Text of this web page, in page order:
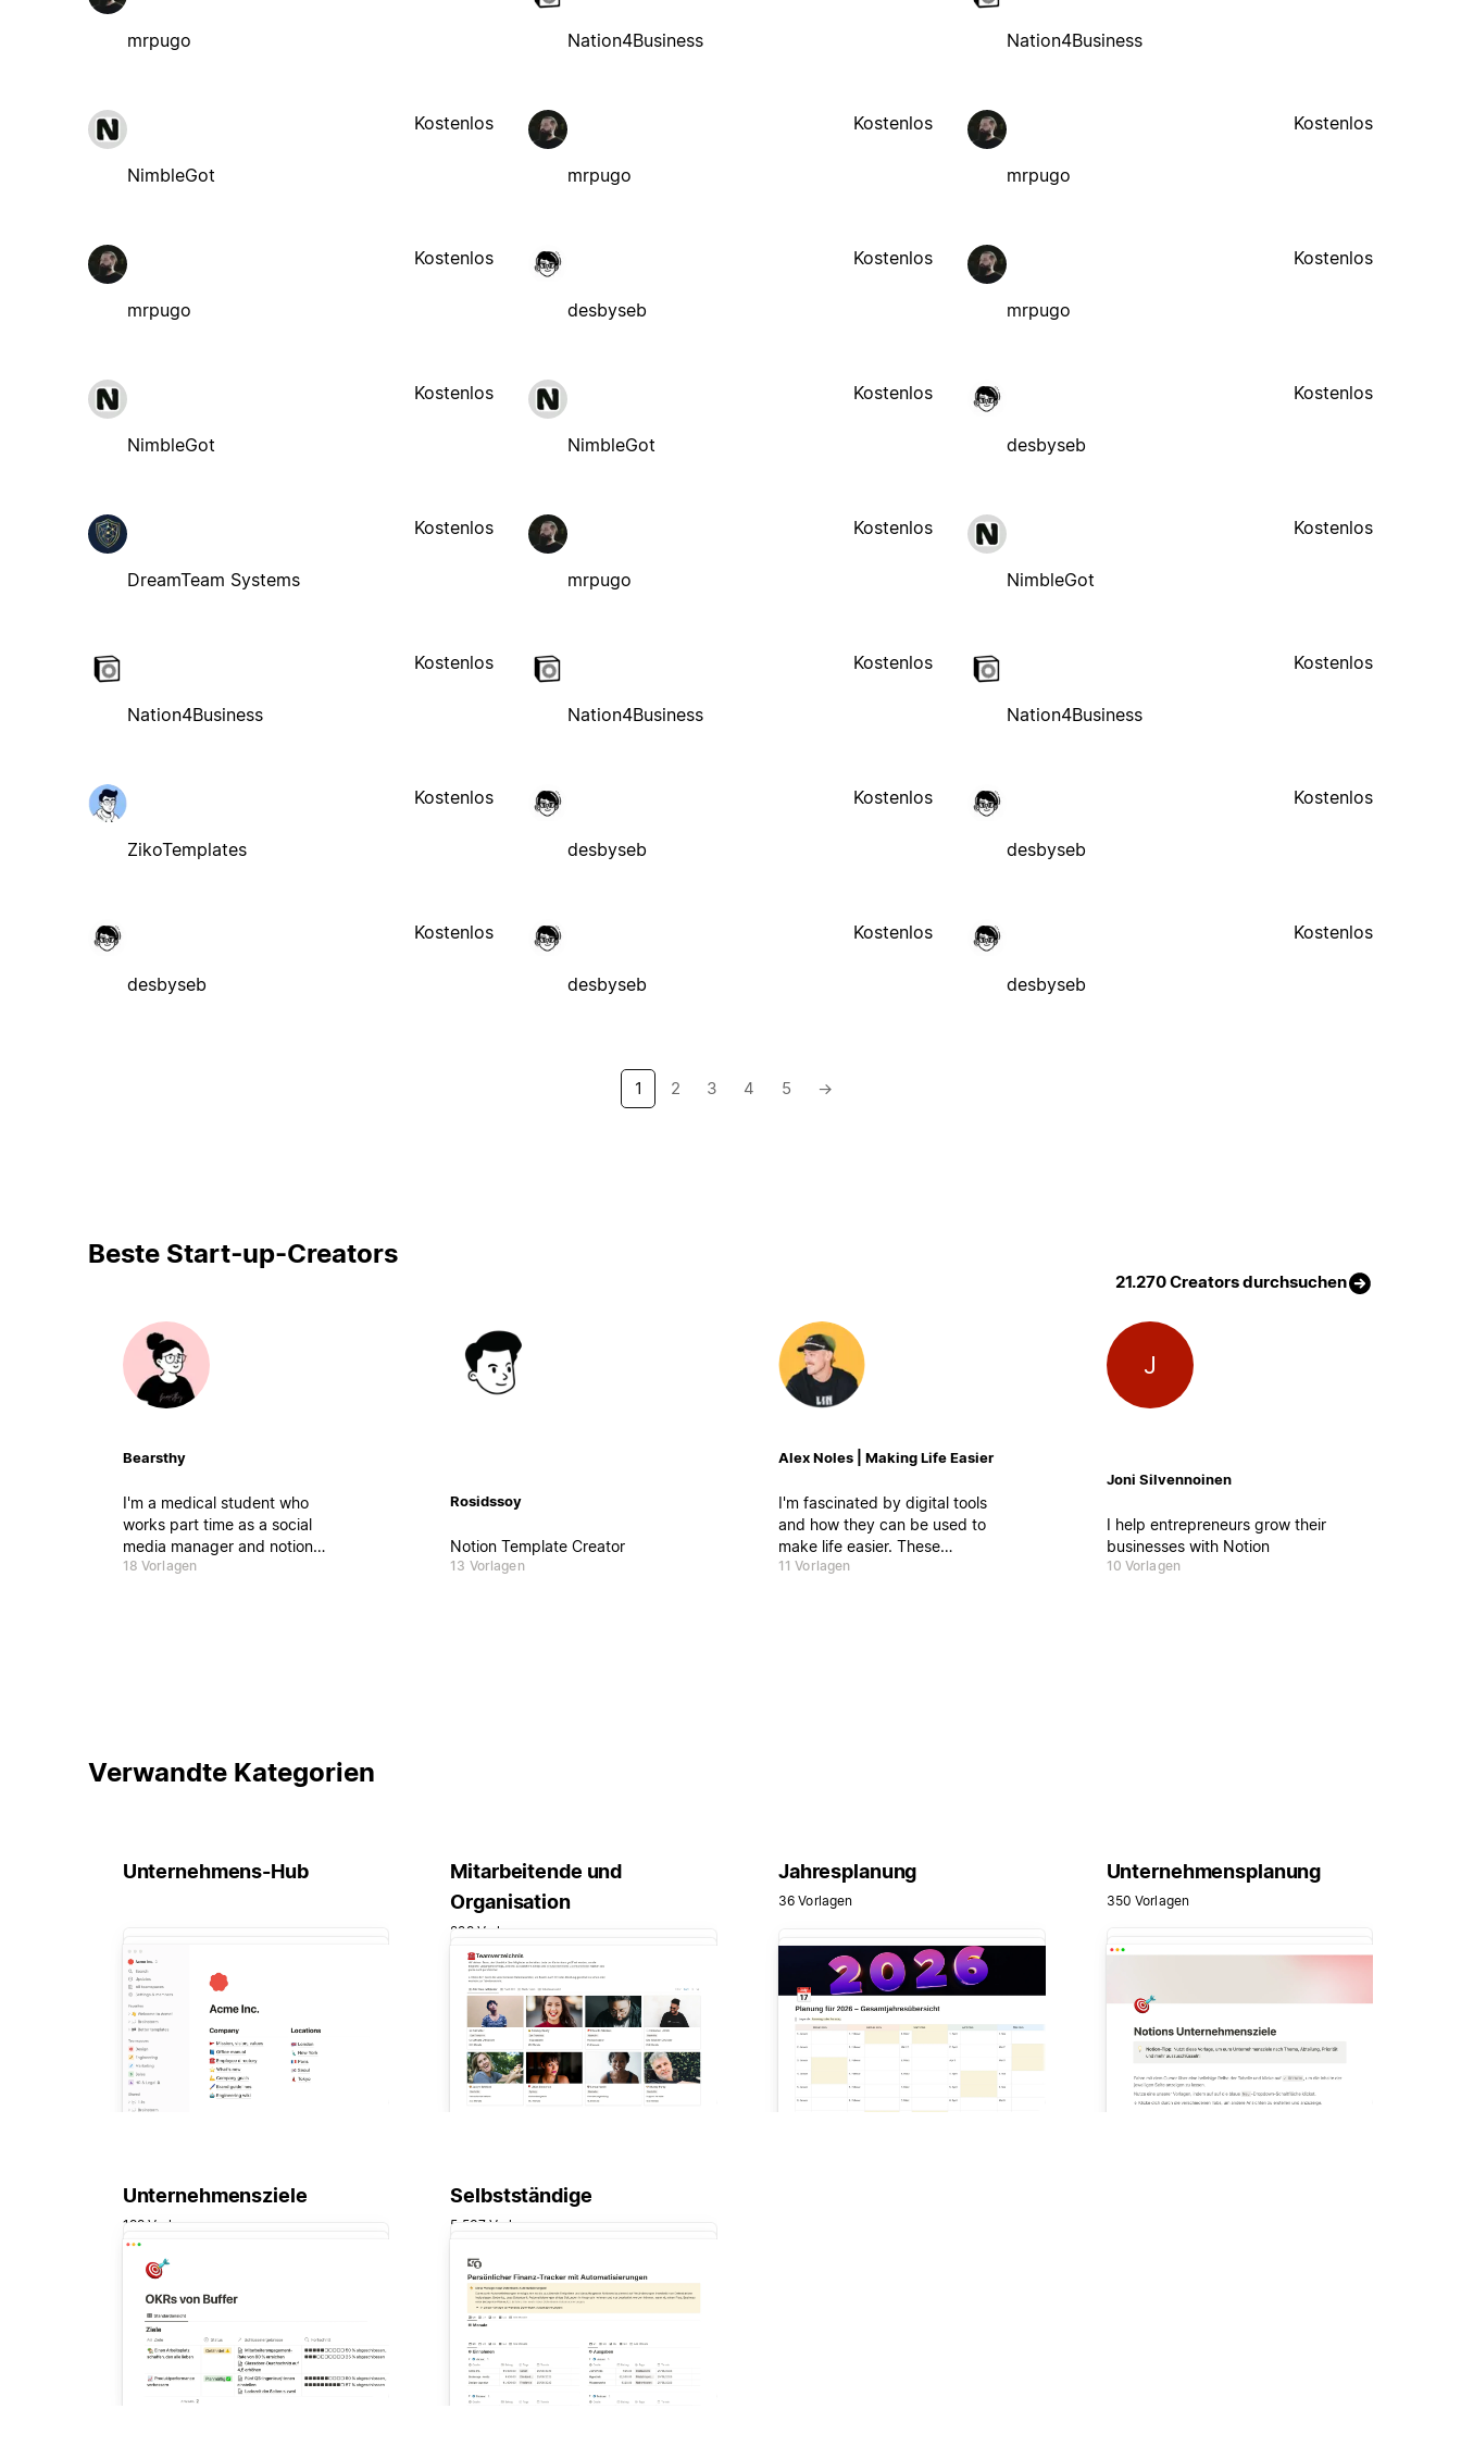
mrpugo Nation4Business Nation4Business
NimbleGot
Kostenlos
mrpugo
Kostenlos
mrpugo
Kostenlos
mrpugo
Kostenlos
desbyseb
Kostenlos
mrpugo
Kostenlos
NimbleGot
Kostenlos
NimbleGot
Kostenlos
desbyseb
Kostenlos
DreamTeam Systems
Kostenlos
mrpugo
Kostenlos
NimbleGot
Kostenlos
Nation4Business
Kostenlos
Nation4Business
Kostenlos
Nation4Business
Kostenlos
ZikoTemplates
Kostenlos
desbyseb
Kostenlos
desbyseb
Kostenlos
desbyseb
Kostenlos
desbyseb
Kostenlos
desbyseb
Kostenlos
1 2 3 4 5 →
Beste Start‑up-Creators
21.270 Creators durchsuchen
Bearsthy
I'm a medical student who
works part time as a social
media manager and notion
creator. I have 4 years of
18 Vorlagen
Rosidssoy
Notion Template Creator
13 Vorlagen
Alex Noles | Making Life Easier
I'm fascinated by digital tools
and how they can be used to
make life easier. These
templates are built to calm the
11 Vorlagen
J
Joni Silvennoinen
I help entrepreneurs grow their
businesses with Notion
10 Vorlagen
Verwandte Kategorien
Unternehmens-Hub
Mitarbeitende und
Organisation
229 Vorlagen
Jahresplanung
36 Vorlagen
Unternehmensplanung
350 Vorlagen
Unternehmensziele
199 Vorlagen
Selbstständige
5.537 Vorlagen